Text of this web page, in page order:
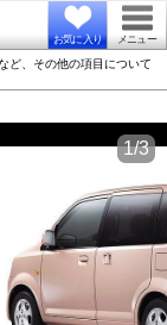
お気に入り メニュー
ど、その他の項目について
1/3